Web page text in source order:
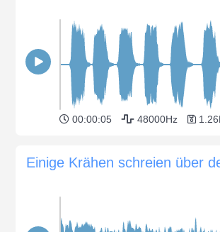
00:00:05 48000Hz
Einige Krähen schreien über